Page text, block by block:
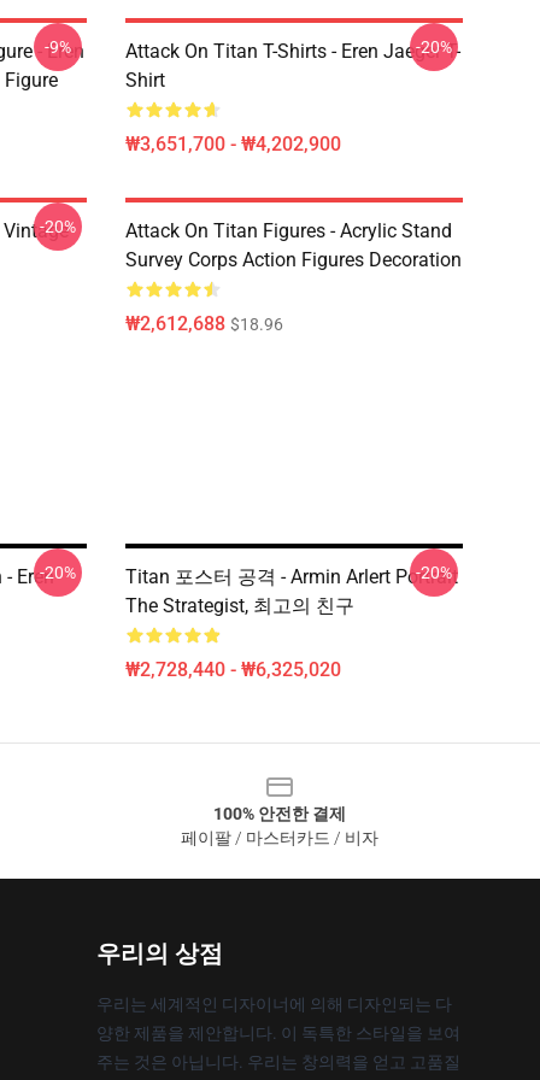
- Eren
-9%
Attack On Titan T-Shirts - Eren Jaeger T-
Shirt
₩3,651,700 - ₩4,202,900
-20%
-20%
Attack On Titan Figures - Acrylic Stand
Survey Corps Action Figures Decoration
₩2,612,688 $18.96
Eren-20%
Titan 포스터 공격 - Armin Arlert Portrait
The Strategist, 최고의 친구
₩2,728,440 - ₩6,325,020
-20%
100% 안전한 결제
페이팔 / 마스터카드 / 비자
우리의 상점
우리는 세계적인 디자이너에 의해 디자인되는 다
양한 제품을 제안합니다. 이 독특한 스타일을 보여
주는 것은 아닙니다. 우리는 창의력을 얻고 고품질